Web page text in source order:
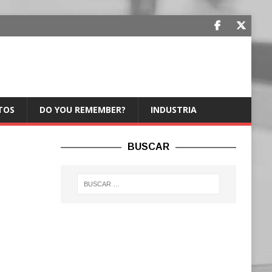
DO YOU REMEMBER? INDUSTRIA
BUSCAR